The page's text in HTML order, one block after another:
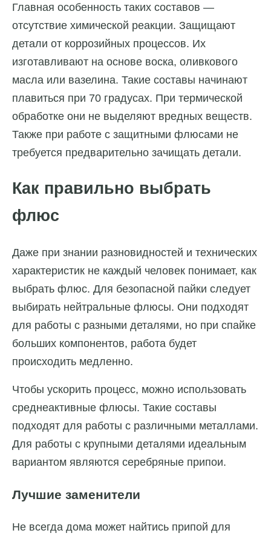
Главная особенность таких составов —
отсутствие химической реакции. Защищают
детали от коррозийных процессов. Их
изготавливают на основе воска, оливкового
масла или вазелина. Такие составы начинают
плавиться при 70 градусах. При термической
обработке они не выделяют вредных веществ.
Также при работе с защитными флюсами не
требуется предварительно зачищать детали.
Как правильно выбрать
флюс
Даже при знании разновидностей и технических
характеристик не каждый человек понимает, как
выбрать флюс. Для безопасной пайки следует
выбирать нейтральные флюсы. Они подходят
для работы с разными деталями, но при спайке
больших компонентов, работа будет
происходить медленно.
Чтобы ускорить процесс, можно использовать
среднеактивные флюсы. Такие составы
подходят для работы с различными металлами.
Для работы с крупными деталями идеальным
вариантом являются серебряные припои.
Лучшие заменители
Не всегда дома может найтись припой для